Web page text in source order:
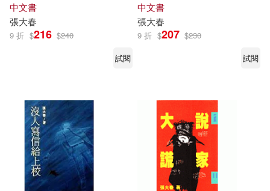
中文書
張大春
9 折 $216 $240
試閱
中文書
張大春
9 折 $207 $230
試閱